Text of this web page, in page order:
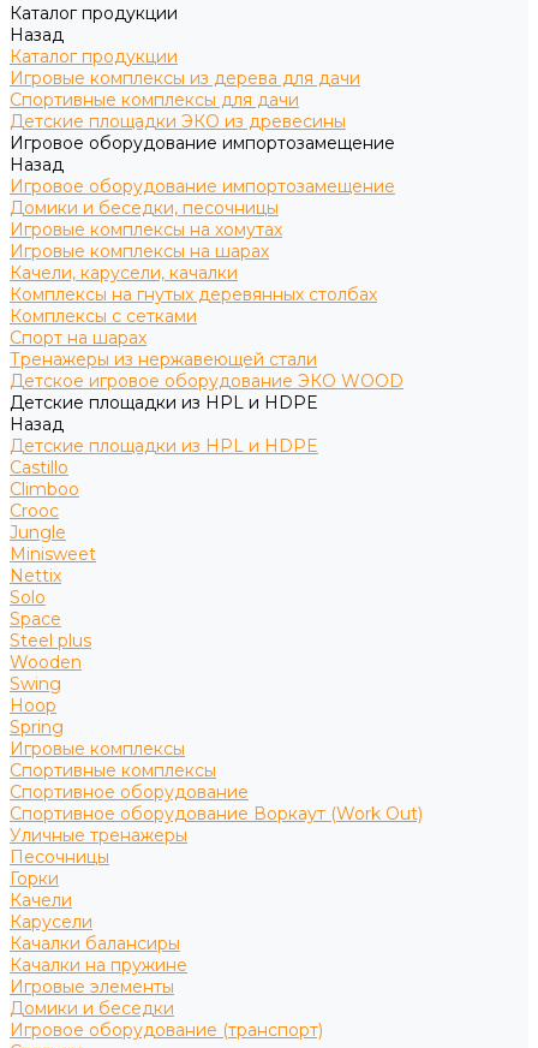
Каталог продукции
Назад
Каталог продукции
Игровые комплексы из дерева для дачи
Спортивные комплексы для дачи
Детские площадки ЭКО из древесины
Игровое оборудование импортозамещение
Назад
Игровое оборудование импортозамещение
Домики и беседки, песочницы
Игровые комплексы на хомутах
Игровые комплексы на шарах
Качели, карусели, качалки
Комплексы на гнутых деревянных столбах
Комплексы с сетками
Спорт на шарах
Тренажеры из нержавеющей стали
Детское игровое оборудование ЭКО WOOD
Детские площадки из HPL и HDPE
Назад
Детские площадки из HPL и HDPE
Castillo
Climboo
Crooc
Jungle
Minisweet
Nettix
Solo
Space
Steel plus
Wooden
Swing
Hoop
Spring
Игровые комплексы
Спортивные комплексы
Спортивное оборудование
Спортивное оборудование Воркаут (Work Out)
Уличные тренажеры
Песочницы
Горки
Качели
Карусели
Качалки балансиры
Качалки на пружине
Игровые элементы
Домики и беседки
Игровое оборудование (транспорт)